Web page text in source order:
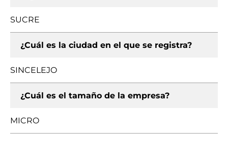
SUCRE
¿Cuál es la ciudad en el que se registra?
SINCELEJO
¿Cuál es el tamaño de la empresa?
MICRO